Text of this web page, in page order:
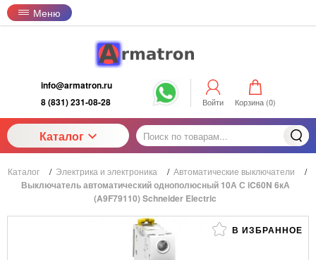
Меню
info@armatron.ru
8 (831) 231-08-28
Войти Корзина (0)
Каталог
Каталог / Электрика и электроника / Автоматические выключатели /
Выключатель автоматический однополюсный 10А С iC60N 6кА
(A9F79110) Schneider Electric
В ИЗБРАННОЕ